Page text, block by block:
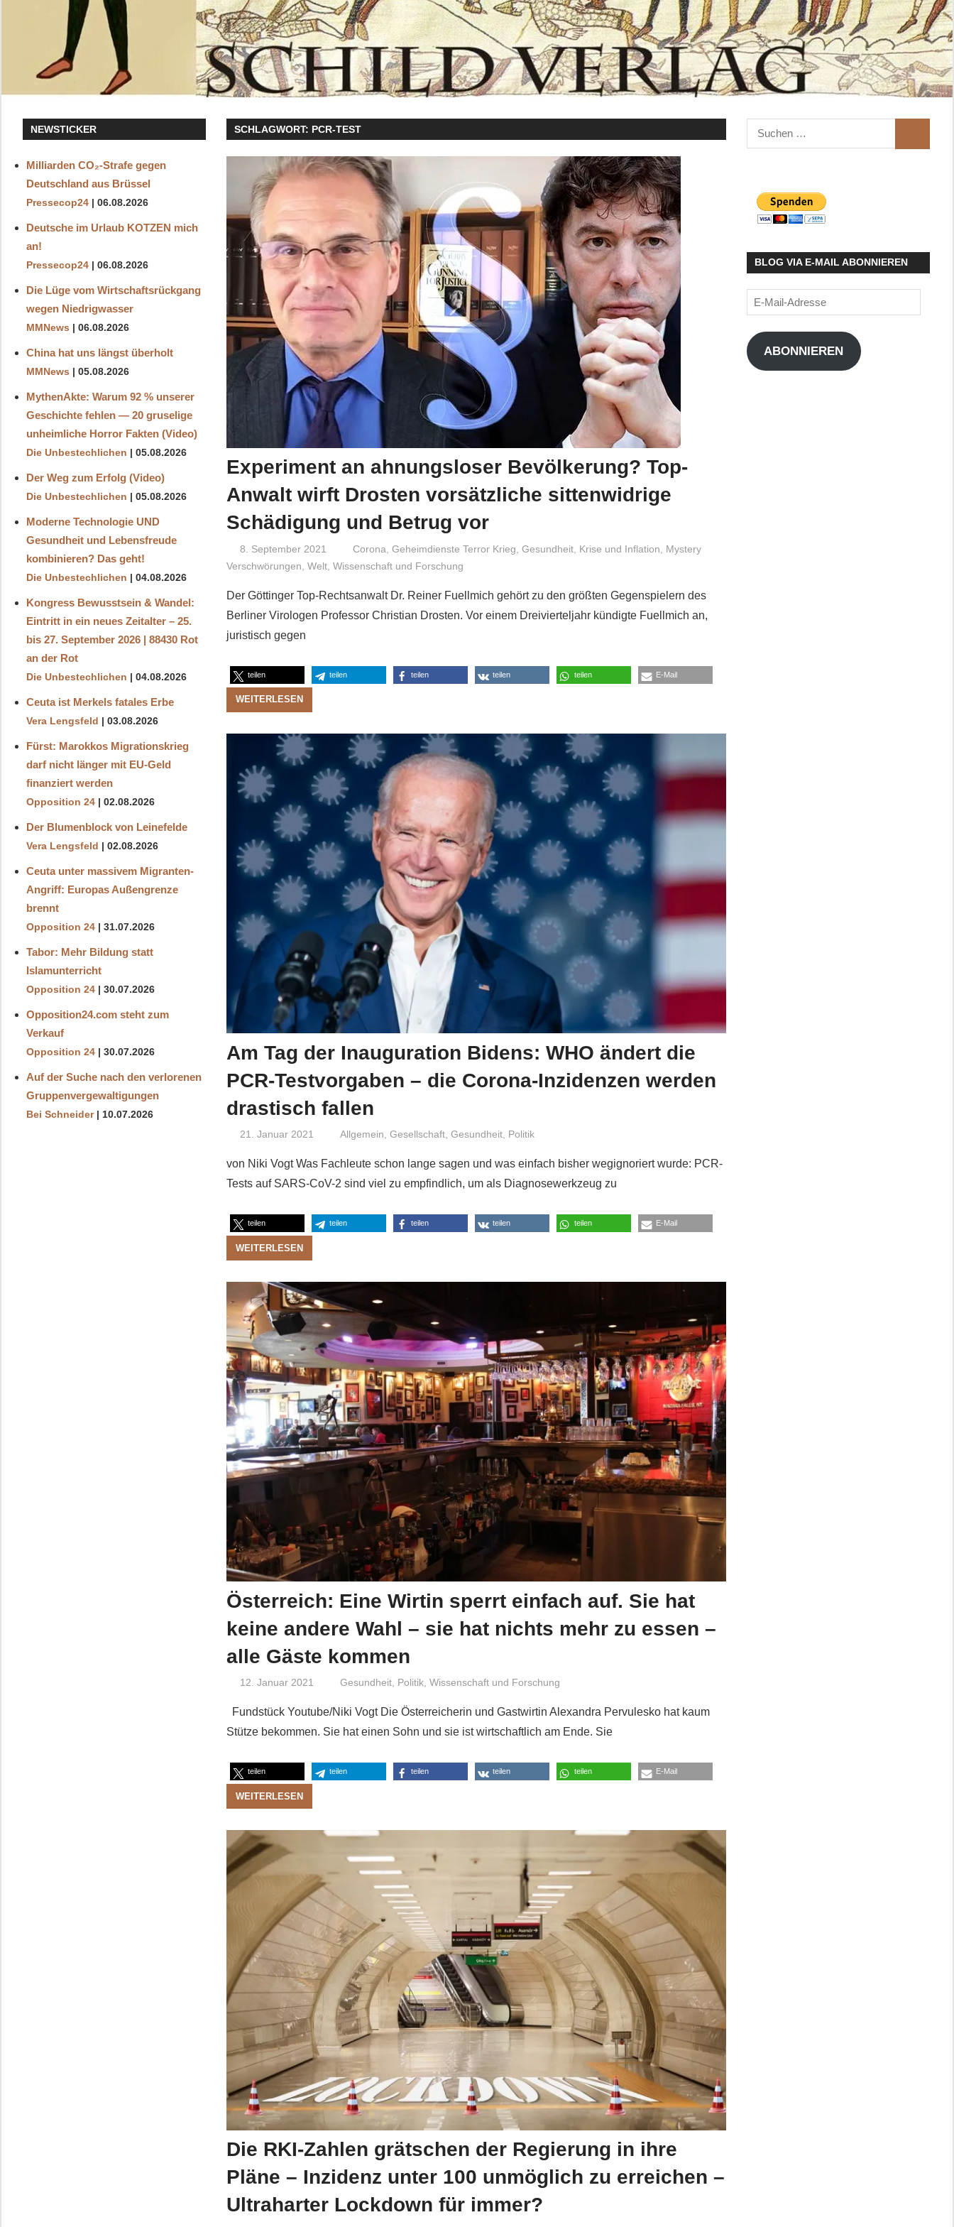
SCHLAGWORT: PCR-TEST
Experiment an ahnungsloser Bevölkerung? Top-
Anwalt wirft Drosten vorsätzliche sittenwidrige
Schädigung und Betrug vor
8. September 2021 Niki Vogt
Corona Geheimdienste Terror Krieg Gesundheit, Krise und Inflation
Mystery
Verschwörungen ,Welt ,Wissenschaft und Forschung
Der Göttinger Top-Rechtsanwalt Dr. Reiner Fuellmich gehört zu den größten Gegenspielern des
Berliner Virologen Professor Christian Drosten. Vor einem Dreivierteljahr kündigte Fuellmich an,
juristisch gegen
teilen teilen teilen teilen teilen E-Mail
WEITERLESEN
Am Tag der Inauguration Bidens: WHO ändert die
PCR-Testvorgaben – die Corona-Inzidenzen werden
drastisch fallen
21. Januar 2021 Niki Vogt
Allgemein, Gesellschaft, Gesundheit, Politik
von Niki Vogt Was Fachleute schon lange sagen und was einfach bisher wegignoriert wurde: PCR-
Tests auf SARS-CoV-2 sind viel zu empfindlich, um als Diagnosewerkzeug zu
teilen teilen teilen teilen teilen E-Mail
WEITERLESEN
Österreich: Eine Wirtin sperrt einfach auf. Sie hat
keine andere Wahl – sie hat nichts mehr zu essen –
alle Gäste kommen
12. Januar 2021 Niki Vogt
Gesundheit, Politik, Wissenschaft und Forschung
Fundstück Youtube/Niki Vogt Die Österreicherin und Gastwirtin Alexandra Pervulesko hat kaum
Stütze bekommen. Sie hat einen Sohn und sie ist wirtschaftlich am Ende. Sie
teilen teilen teilen teilen teilen E-Mail
WEITERLESEN
Die RKI-Zahlen grätschen der Regierung in ihre
Pläne – Inzidenz unter 100 unmöglich zu erreichen –
Ultraharter Lockdown für immer?
NEWSTICKER
Milliarden CO₂-Strafe gegen
Deutschland aus Brüssel
Pressecop24 06.08.2026
Deutsche im Urlaub KOTZEN mich
an!
Pressecop24 06.08.2026
Die Lüge vom Wirtschaftsrückgang
wegen Niedrigwasser
MMNews 06.08.2026
China hat uns längst überholt
MMNews 05.08.2026
MythenAkte: Warum 92 % unserer
Geschichte fehlen — 20 gruselige
unheimliche Horror Fakten (Video)
Die Unbestechlichen 05.08.2026
Der Weg zum Erfolg (Video)
Die Unbestechlichen 05.08.2026
Moderne Technologie UND
Gesundheit und Lebensfreude
kombinieren? Das geht!
Die Unbestechlichen 04.08.2026
Kongress Bewusstsein & Wandel:
Eintritt in ein neues Zeitalter – 25.
bis 27. September 2026 | 88430 Rot
an der Rot
Die Unbestechlichen 04.08.2026
Ceuta ist Merkels fatales Erbe
Vera Lengsfeld 03.08.2026
Fürst: Marokkos Migrationskrieg
darf nicht länger mit EU-Geld
finanziert werden
Opposition 24 02.08.2026
Der Blumenblock von Leinefelde
Vera Lengsfeld 02.08.2026
Ceuta unter massivem Migranten-
Angriff: Europas Außengrenze
brennt
Opposition 24 31.07.2026
Tabor: Mehr Bildung statt
Islamunterricht
Opposition 24 30.07.2026
Opposition24.com steht zum
Verkauf
Opposition 24 30.07.2026
Auf der Suche nach den verlorenen
Gruppenvergewaltigungen
Bei Schneider 10.07.2026
Suchen
nach:
BLOG VIA E-MAIL ABONNIEREN
E-
Mail-
Adresse
ABONNIEREN